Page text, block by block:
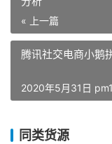
« 上一篇
腾讯社交电商小鹅
2020年5月31日
同类货源